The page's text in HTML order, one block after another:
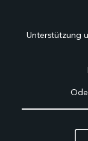
Unterstützung